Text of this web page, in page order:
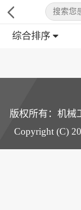
综合排序
版权所有：机械
Copyright (C)